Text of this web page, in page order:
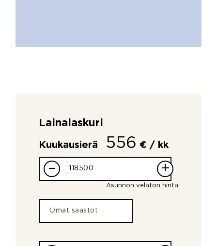
Lainalaskuri
Kuukausierä 556 € / kk
– +
Asunnon velaton hinta